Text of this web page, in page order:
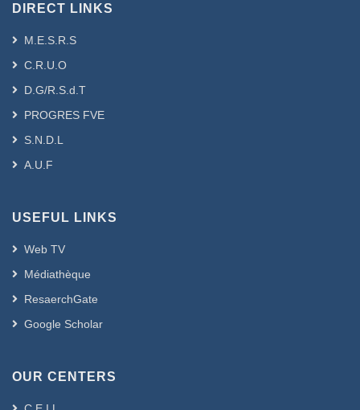
suffering with the problems of
cultural, political, social, religious and
pessimism, existential tragedy,
philosophy.
DIRECT LINKS
M.E.S.R.S
C.R.U.O
D.G/R.S.d.T
PROGRES FVE
S.N.D.L
A.U.F
USEFUL LINKS
Web TV
Médiathèque
ResaerchGate
Google Scholar
OUR CENTERS